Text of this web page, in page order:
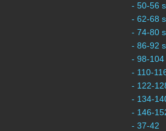
- 50-56
- 62-68
- 74-80
- 86-92
- 98-104
- 110-
- 122-
- 134-
- 146-
- 37-42